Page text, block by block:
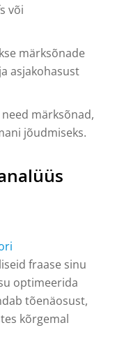
või
märksõnade
asjakohasust
märksõnad,
jõudmiseks.
fraase sinu
optimeerida
tõenäosust,
kõrgemal